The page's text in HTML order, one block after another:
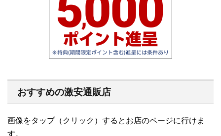
おすすめの激安通販店
画像をタップ（クリック）するとお店のページに行けま
す。